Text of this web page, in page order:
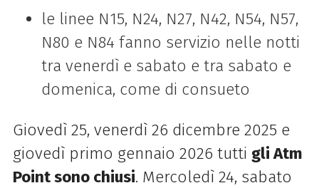
le linee N15, N24, N27, N42, N54, N57,
N80 e N84 fanno servizio nelle notti
tra venerdì e sabato e tra sabato e
domenica, come di consueto
Giovedì 25, venerdì 26 dicembre 2025 e
giovedì primo gennaio 2026 tutti gli Atm
Point sono chiusi. Mercoledì 24, sabato